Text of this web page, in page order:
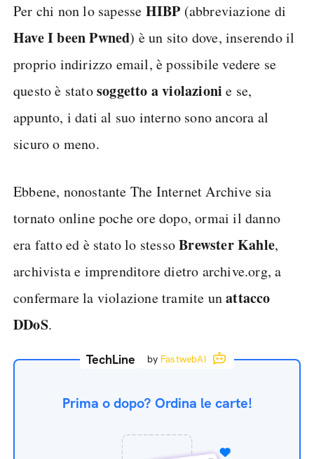
Per chi non lo sapesse HIBP (abbreviazione di
HaveI been Pwned) è un sito dove, inserendo il
proprio indirizzo email, è possibile vedere se
questo è statosoggetto a violazioni e se,
appunto, i dati al suo interno sono ancora al
sicuro o meno.
Ebbene, nonostante The Internet Archive sia
tornato online poche ore dopo, ormai il danno
era fatto ed è stato lo stessoBrewster Kahle,
archivista e imprenditore dietro archive.org, a
confermare la violazione tramite unattacco
DDoS.
TechLine by FastwebAI
Prima o dopo? Ordina le carte!